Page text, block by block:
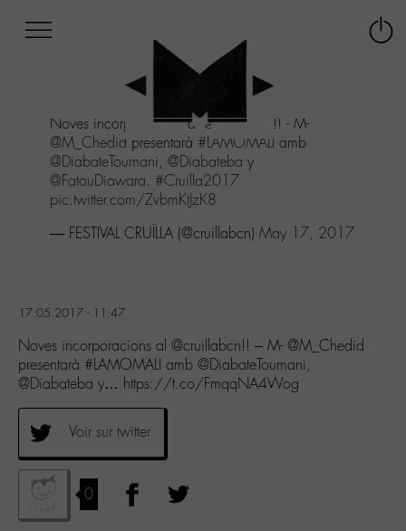
menu
Aller
au
contenu
Noves incorporacions al@cruillabcn !! - M-
@M_Chedid presentarà #LAMOMALI amb
@DiabateToumani, @Diabateba y
@FatouDiawara. #Cruilla2017
pic.twitter.com/ZvbmKtJzK8
— FESTIVAL CRUÏLLA (@cruillabcn) May 17, 2017
17.05.2017 - 11:47
Noves incorporacions al @cruillabcn!! – M- @M_Chedid
presentarà #LAMOMALI amb @DiabateToumani,
@Diabateba y… https://t.co/FmqqNA4Wog
Voir sur twitter
0